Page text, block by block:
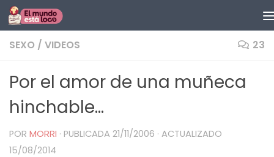
Saltar al contenido
SEXO / VIDEOS 23
Por el amor de una muñeca
hinchable…
POR MORRI · PUBLICADA 21/11/2006 · ACTUALIZADO
15/08/2014